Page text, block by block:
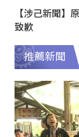
【涉己新聞】
致歉
推薦新聞